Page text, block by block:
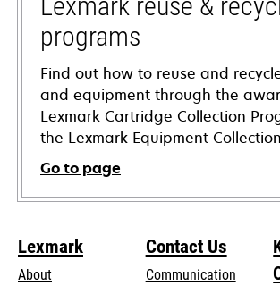
programs
Find out how to reuse and
and equipment through the
Lexmark Cartridge Collection
the Lexmark Equipment
Go to page
Lexmark
About
Contact Us
Communication